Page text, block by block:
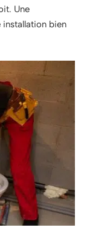
Une
installation bien